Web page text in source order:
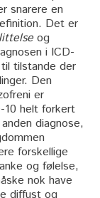
snarere en
Det er
og
i ICD-
tilstande der
Den
er
10 helt forkert
diagnose,
forskellige
og følelse,
nok have
diffust og